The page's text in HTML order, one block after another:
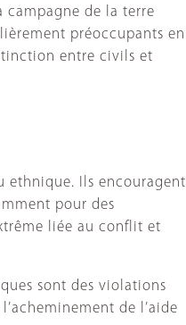
campagne de la terre
préoccupants en
entre civils et
ethnique. Ils encouragent
pour des
liée au conflit et
sont des violations
de l’aide